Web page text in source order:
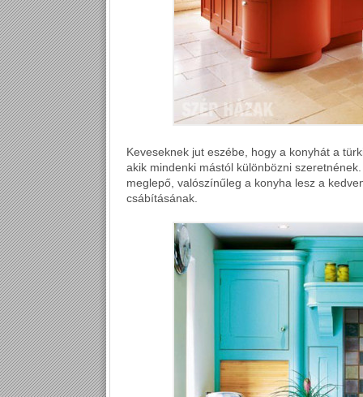
Keveseknek jut eszébe, hogy a konyhát a
akik mindenki mástól különbözni
meglepő, valószínűleg a konyha lesz a
csábításának.